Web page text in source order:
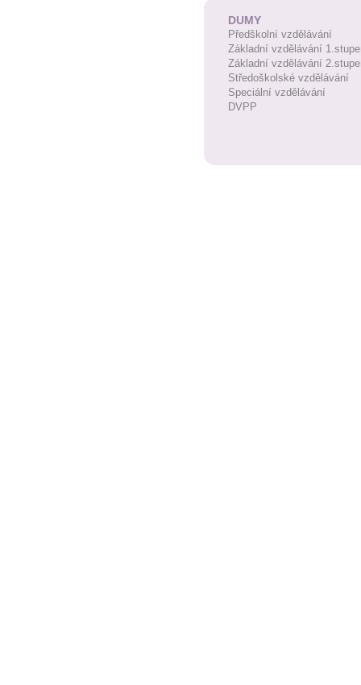
DUMY
Předškolní vzdělávání
Základní vzdělávání
Základní vzdělávání
Středoškolské vzdělávání
Speciální vzdělávání
DVPP